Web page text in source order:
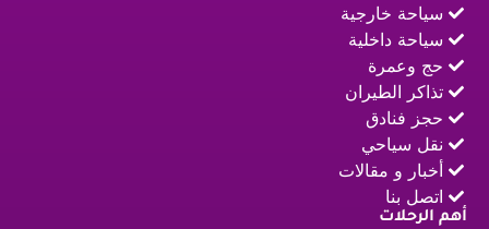
سياحة خارجية
سياحة داخلية
حج وعمرة
تذاكر الطيران
حجز فنادق
نقل سياحي
أخبار و مقالات
اتصل بنا
أهم الرحلات